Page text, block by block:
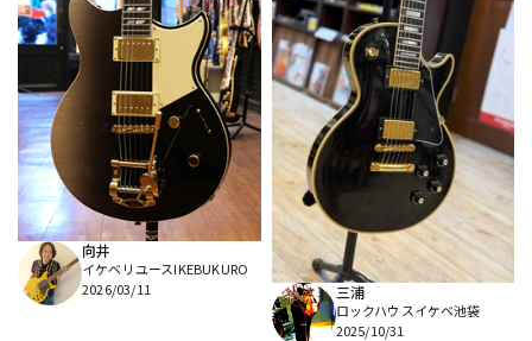
向井
イケベリユースIKEBUKURO
2026/03/11
三浦
ロックハウスイケベ池袋
2025/10/31